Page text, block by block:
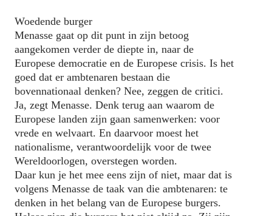
Woedende burger
Menasse gaat op dit punt in zijn betoog
aangekomen verder de diepte in, naar de
Europese democratie en de Europese crisis. Is het
goed dat er ambtenaren bestaan die
bovennationaal denken? Nee, zeggen de critici.
Ja, zegt Menasse. Denk terug aan waarom de
Europese landen zijn gaan samenwerken: voor
vrede en welvaart. En daarvoor moest het
nationalisme, verantwoordelijk voor de twee
Wereldoorlogen, overstegen worden.
Daar kun je het mee eens zijn of niet, maar dat is
volgens Menasse de taak van die ambtenaren: te
denken in het belang van de Europese burgers.